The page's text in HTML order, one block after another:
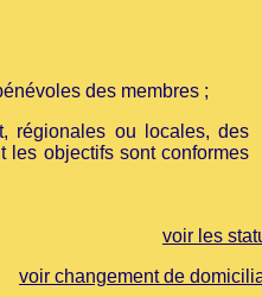
des membres ;
régionales ou locales, des
les objectifs sont conformes
voir les
voir changement de